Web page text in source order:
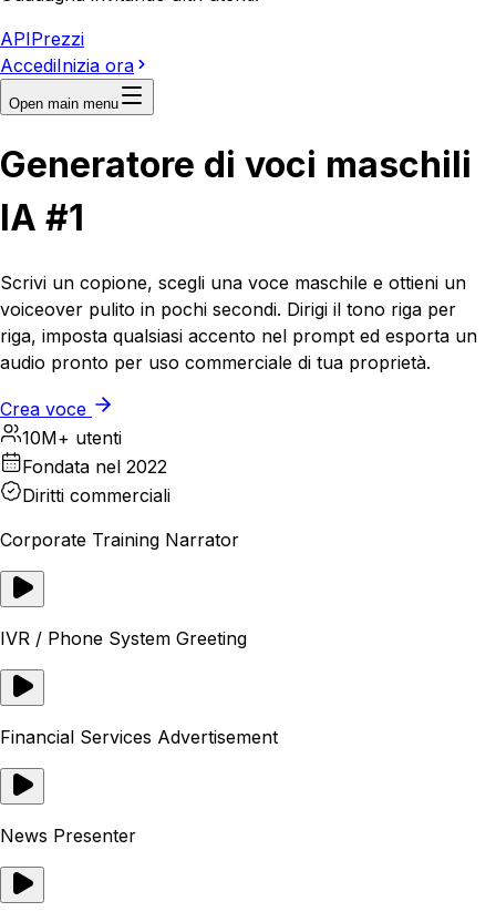
APIPrezzi
AccediInizia ora
Open main menu
Generatore di voci maschili
IA #1
Scrivi un copione, scegli una voce maschile e ottieni un
voiceover pulito in pochi secondi. Dirigi il tono riga per
riga, imposta qualsiasi accento nel prompt ed esporta un
audio pronto per uso commerciale di tua proprietà.
Crea voce
10M+ utenti
Fondata nel 2022
Diritti commerciali
Corporate Training Narrator
IVR / Phone System Greeting
Financial Services Advertisement
News Presenter